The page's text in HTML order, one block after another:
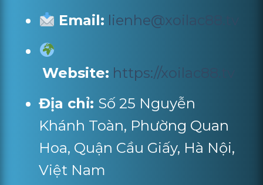
Email: lienhe@xoilac88.tv
Website: https://xoilac88.tv
Địa chỉ: Số 25 Nguyễn
Khánh Toàn, Phường Quan
Hoa, Quận Cầu Giấy, Hà Nội,
Việt Nam